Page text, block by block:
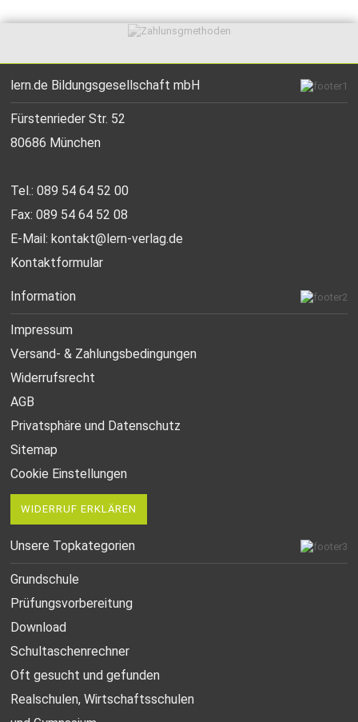
lern.de Bildungsgesellschaft mbH
Fürstenrieder Str. 52
80686 München
Tel.: 089 54 64 52 00
Fax: 089 54 64 52 08
E-Mail:kontakt@lern-verlag.de
Kontaktformular
Information
Impressum
Versand- & Zahlungsbedingungen
Widerrufsrecht
AGB
Privatsphäre und Datenschutz
Sitemap
Cookie Einstellungen
WIDERRUF ERKLÄREN
Unsere Topkategorien
Grundschule
Prüfungsvorbereitung
Download
Schultaschenrechner
Oft gesucht und gefunden
Realschulen,Wirtschaftsschulen